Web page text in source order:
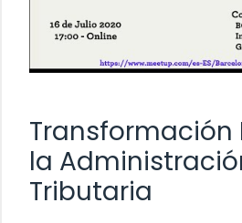
Transformación
la
Tributaria